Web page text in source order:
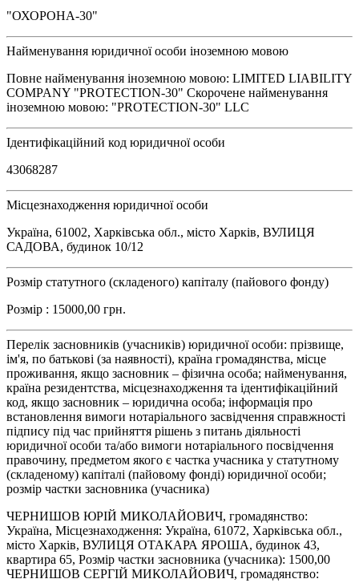
"ОХОРОНА-30"
Найменування юридичної особи іноземною мовою
Повне найменування іноземною мовою: LIMITED LIABILITY
COMPANY "PROTECTION-30" Скорочене найменування
іноземною мовою: "PROTECTION-30" LLC
Ідентифікаційний код юридичної особи
43068287
Місцезнаходження юридичної особи
Україна, 61002, Харківська обл., місто Харків, ВУЛИЦЯ
САДОВА, будинок 10/12
Розмір статутного (складеного) капіталу (пайового фонду)
Розмір : 15000,00 грн.
Перелік засновників (учасників) юридичної особи: прізвище,
ім'я, по батькові (за наявності), країна громадянства, місце
проживання, якщо засновник – фізична особа; найменування,
країна резидентства, місцезнаходження та ідентифікаційний
код, якщо засновник – юридична особа; інформація про
встановлення вимоги нотаріального засвідчення справжності
підпису під час прийняття рішень з питань діяльності
юридичної особи та/або вимоги нотаріального посвідчення
правочину, предметом якого є частка учасника у статутному
(складеному) капіталі (пайовому фонді) юридичної особи;
розмір частки засновника (учасника)
ЧЕРНИШОВ ЮРІЙ МИКОЛАЙОВИЧ, громадянство:
Україна, Місцезнаходження: Україна, 61072, Харківська обл.,
місто Харків, ВУЛИЦЯ ОТАКАРА ЯРОША, будинок 43,
квартира 65, Розмір частки засновника (учасника): 1500,00
ЧЕРНИШОВ СЕРГІЙ МИКОЛАЙОВИЧ, громадянство: